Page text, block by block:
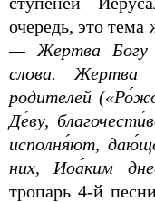
очередь, это тема
— Жертва Богу
слова. Жертва
родителей
Де́ву,
исполня́ют,
них, Иоа́ким
тропарь 4-й